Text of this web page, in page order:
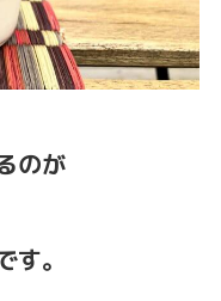
のが
。